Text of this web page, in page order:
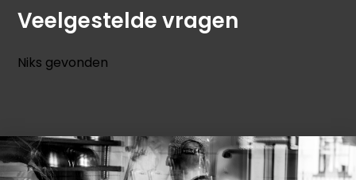
Veelgestelde vragen
Niks gevonden